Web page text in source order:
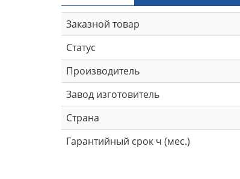
Заказной товар
Статус
Производитель
Завод изготовитель
Страна
Гарантийный срок ч (мес.)